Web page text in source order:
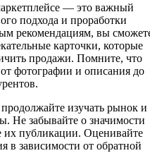
— это важный
подхода и проработки
рекомендациям, вы
карточки, которые
продажи. Помните, что
фотографии и описания до
изучать рынок и
Не забывайте о значимости
их публикации. Оценивайте
в зависимости от обратной